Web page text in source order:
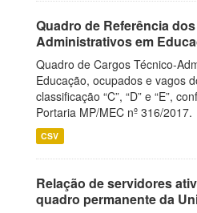
Quadro de Referência
Administrativos em
Quadro de Cargos Técnico-
Educação, ocupados e vagos
classificação “C”, “D” e “E”,
Portaria MP/MEC nº 316/2017.
CSV
Relação de servidores
quadro permanente da